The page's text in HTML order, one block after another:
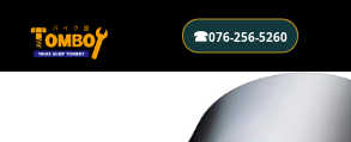
☎076-256-5260